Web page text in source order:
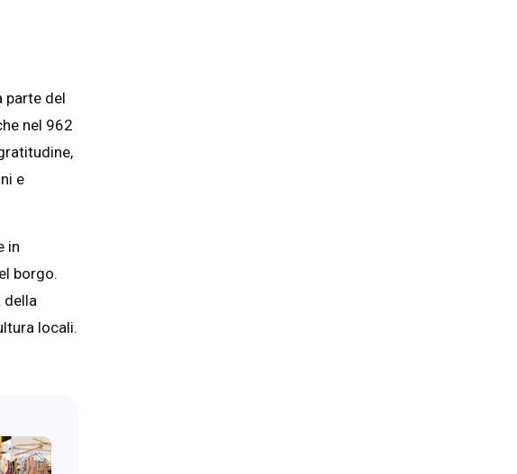
parte del
nel 962
e
in
borgo.
della
locali.